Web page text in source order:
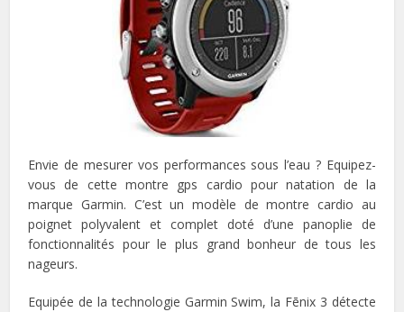
Envie de mesurer vos performances sous l’eau ? Equipez-
vous de cette montre gps cardio pour natation de la
marque Garmin. C’est un modèle de montre cardio au
poignet polyvalent et complet doté d’une panoplie de
fonctionnalités pour le plus grand bonheur de tous les
nageurs.
Equipée de la technologie Garmin Swim, la Fēnix 3 détecte